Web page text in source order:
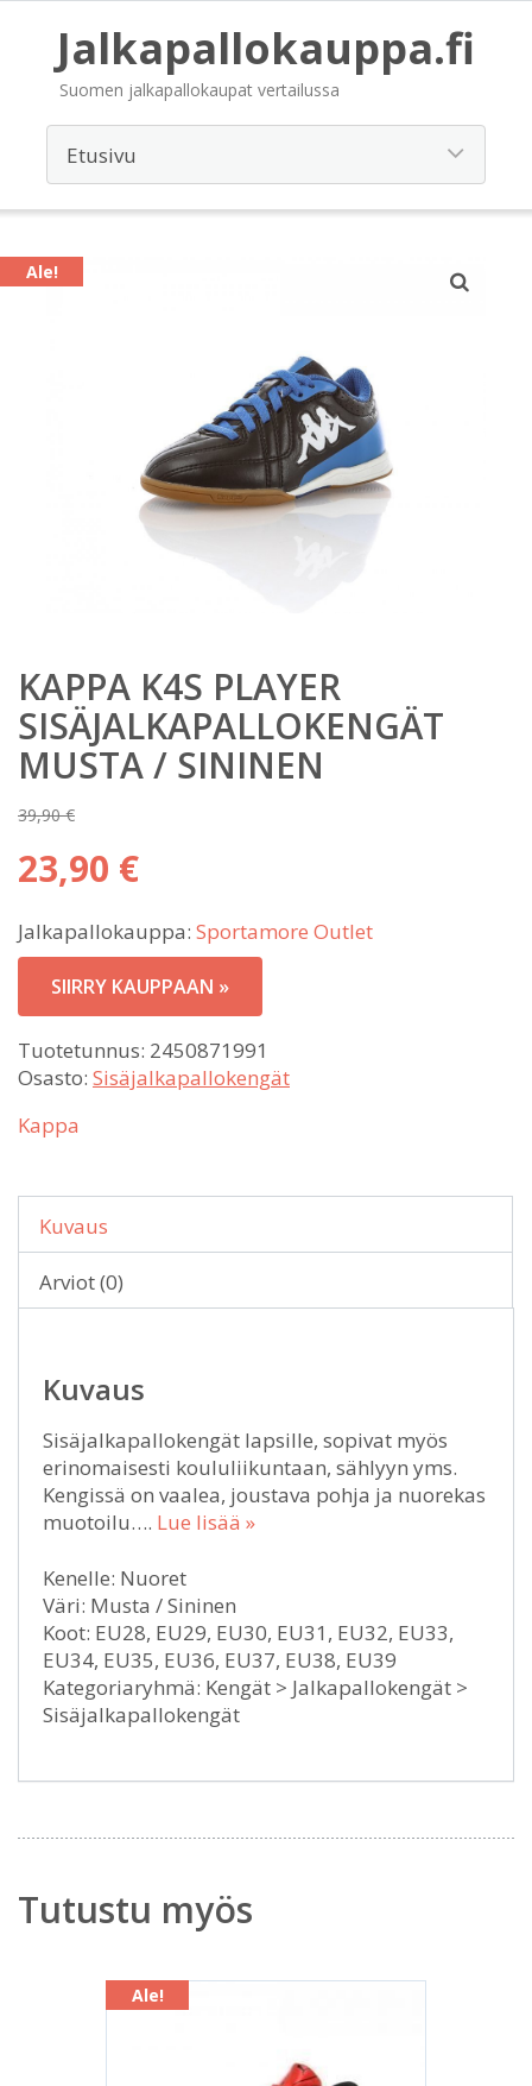
Jalkapallokauppa.fi
Suomen jalkapallokaupat vertailussa
Ale!
KAPPA K4S PLAYER
SISÄJALKAPALLOKENGÄT
MUSTA / SININEN
39,90€
Alkuperäinen
hinta
39,90 €.
23,90 €
hinta
on:
23,90 €.
Jalkapallokauppa: Sportamore Outlet
SIIRRY KAUPPAAN »
Tuotetunnus: 2450871991
Osasto: Sisäjalkapallokengät
Kappa
Kuvaus
Arviot (0)
Kuvaus
Sisäjalkapallokengät lapsille, sopivat myös
erinomaisesti koululiikuntaan, sählyyn yms.
Kengissä on vaalea, joustava pohja ja nuorekas
muotoilu…. Lue lisää »
Kenelle: Nuoret
Väri: Musta / Sininen
Koot: EU28, EU29, EU30, EU31, EU32, EU33,
EU34, EU35, EU36, EU37, EU38, EU39
Kategoriaryhmä: Kengät > Jalkapallokengät >
Sisäjalkapallokengät
Tutustu myös
Ale!